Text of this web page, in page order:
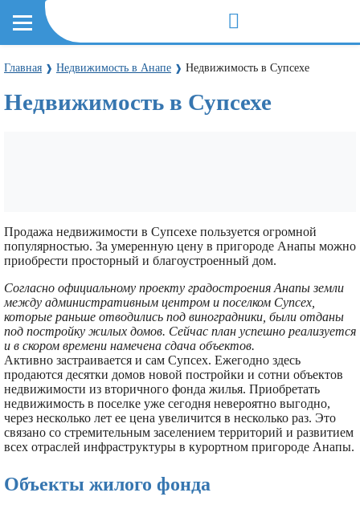
Главная ❱ Недвижимость в Анапе ❱ Недвижимость в Супсехе
Недвижимость в Супсехе
Продажа недвижимости в Супсехе пользуется огромной
популярностью. За умеренную цену в пригороде Анапы можно
приобрести просторный и благоустроенный дом.
Согласно официальному проекту градостроения Анапы земли
между административным центром и поселком Супсех,
которые раньше отводились под виноградники, были отданы
под постройку жилых домов. Сейчас план успешно реализуется
и в скором времени намечена сдача объектов.
Активно застраивается и сам Супсех. Ежегодно здесь
продаются десятки домов новой постройки и сотни объектов
недвижимости из вторичного фонда жилья. Приобретать
недвижимость в поселке уже сегодня невероятно выгодно,
через несколько лет ее цена увеличится в несколько раз. Это
связано со стремительным заселением территорий и развитием
всех отраслей инфраструктуры в курортном пригороде Анапы.
Объекты жилого фонда